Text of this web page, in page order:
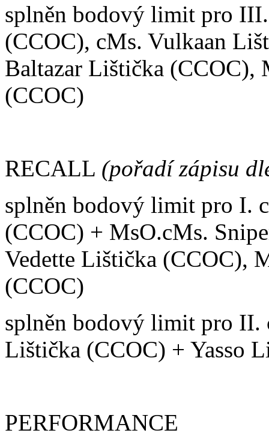
splněn bodový limit pro
(CCOC), cMs. Vulkaan
Baltazar Lištička
(CCOC)
RECALL (pořadí zápisu
splněn bodový limit pro I.
(CCOC) + MsO.cMs.
Vedette Lištička (CCOC),
(CCOC)
splněn bodový limit pro
Lištička (CCOC) + Yasso
PERFORMANCE